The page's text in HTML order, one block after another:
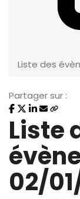
Liste des
Partager sur :
Liste
02/